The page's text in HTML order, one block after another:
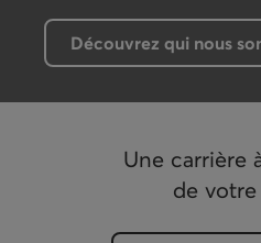
Découvrez qui nous
https://www.dsfri.ca/a-
Une carrière
de